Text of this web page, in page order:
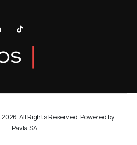
All Rights Reserved. Powered by
Pavla SA